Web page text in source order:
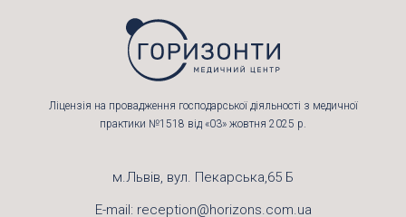
Ліцензія на провадження господарської діяльності з медичної
практики №1518 від «03» жовтня 2025 р.
м.Львів, вул. Пекарська,65 Б
E-mail: reception@horizons.com.ua